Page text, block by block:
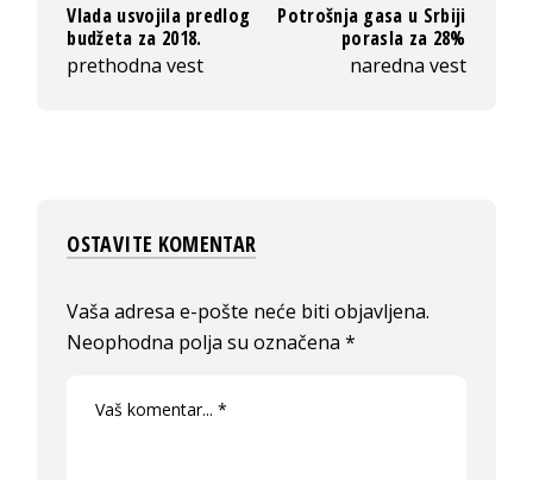
Vlada usvojila predlog
budžeta za 2018.
prethodna vest
Potrošnja gasa u Srbiji
porasla za 28%
naredna vest
OSTAVITE KOMENTAR
Vaša adresa e-pošte neće biti objavljena.
Neophodna polja su označena*